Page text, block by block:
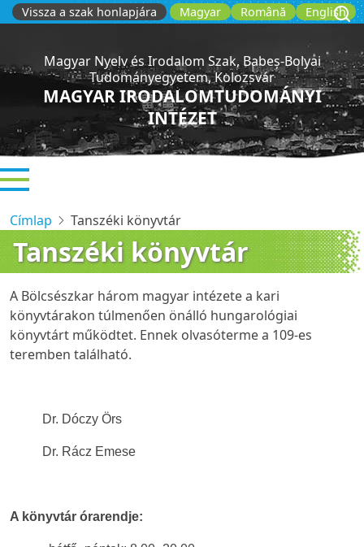
Ugrás
a
Magyar Română English
Vissza a szak honlapjára
Magyar Nyelv és Irodalom Szak, Babeș-Bolyai
Tudományegyetem, Kolozsvár
MAGYAR IRODALOMTUDOMÁNYI
INTÉZET
Címlap Tanszéki könyvtár
Tanszéki könyvtár
A Bölcsészkar három magyar intézete a kari
könyvtárakon túlmenően önálló hungarológiai
könyvtárt működtet. Ennek olvasóterme a 109-es
teremben található.
Dr. Dóczy Örs
Dr. Rácz Emese
A könyvtár órarendje: